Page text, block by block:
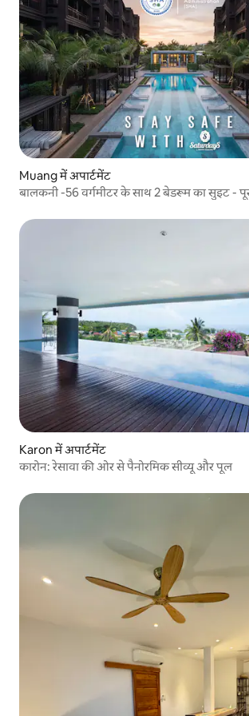
Muang में अपार्टमेंट
बालकनी -56 वर्गमीटर के साथ 2 बेडरूम का सुइट -
Karon में अपार्टमेंट
कारोन: रेसावा की ओर से पैनोरमिक सीव्यू और पूल